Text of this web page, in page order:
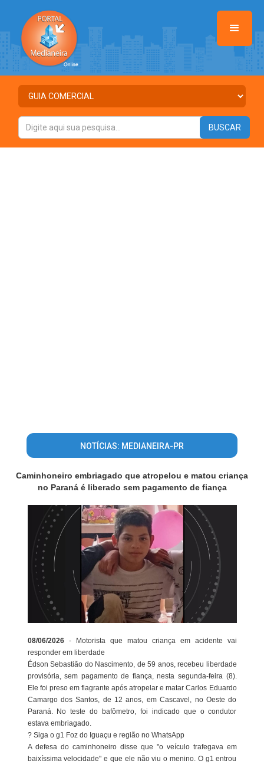
NOTÍCIAS: MEDIANEIRA-PR
Caminhoneiro embriagado que atropelou e matou criança
no Paraná é liberado sem pagamento de fiança
08/06/2026 - Motorista que matou criança em acidente vai
responder em liberdade
Édson Sebastião do Nascimento, de 59 anos, recebeu liberdade
provisória, sem pagamento de fiança, nesta segunda-feira (8).
Ele foi preso em flagrante após atropelar e matar Carlos Eduardo
Camargo dos Santos, de 12 anos, em Cascavel, no Oeste do
Paraná. No teste do bafômetro, foi indicado que o condutor
estava embriagado.
? Siga o g1 Foz do Iguaçu e região no WhatsApp
A defesa do caminhoneiro disse que "o veículo trafegava em
baixíssima velocidade" e que ele não viu o menino. O g1 entrou